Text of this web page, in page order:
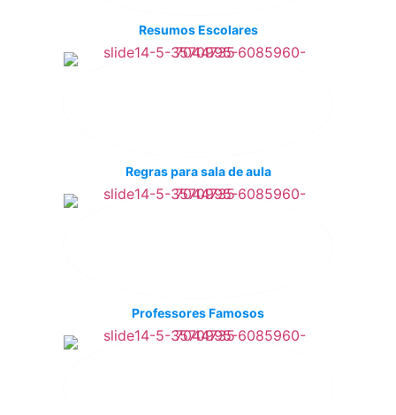
Resumos Escolares
Regras para sala de aula
Professores Famosos